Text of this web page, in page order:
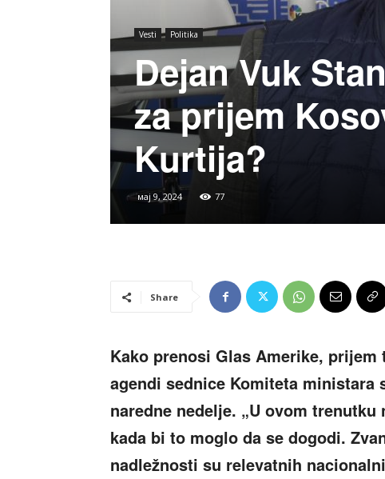
Vesti Politika
Dejan Vuk
za prijem
Kurtija?
мај 9, 2024 77
Share
Kako prenosi Glas Amerike, prijem
agendi sednice Komiteta
naredne nedelje. „U ovom
kada bi to moglo da se dogodi.
nadležnosti su relevatnih